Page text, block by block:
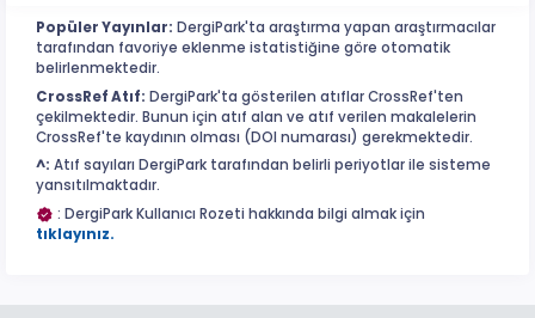
Popüler Yayınlar: DergiPark'ta araştırma yapan araştırmacılar
tarafından favoriye eklenme istatistiğine göre otomatik
belirlenmektedir.
CrossRef Atıf: DergiPark'ta gösterilen atıflar CrossRef'ten
çekilmektedir. Bunun için atıf alan ve atıf verilen makalelerin
CrossRef'te kaydının olması (DOI numarası) gerekmektedir.
^: Atıf sayıları DergiPark tarafından belirli periyotlar ile sisteme
yansıtılmaktadır.
: DergiPark Kullanıcı Rozeti hakkında bilgi almak için
tıklayınız.